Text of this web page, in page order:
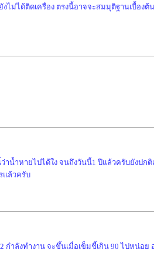
ไม่ได้ติดเครื่อง ตรงนี้อาจจะสมมุติฐานเบื้องต้
น้ำหายไปได้ใง จนถึงวันนี้1 ปีแล้วครับยังปกติ
แล้วครับ
ำลังทำงาน จะขึ้นเมื่อเข็มชี้เกิน 90 ไปหน่อย